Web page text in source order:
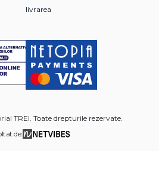
livrarea
TREI. Toate drepturile rezervate.
de: